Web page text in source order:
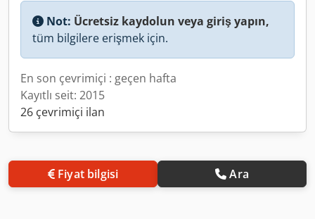
Not: Ücretsiz kaydolun veya giriş yapın,
tüm bilgilere erişmek için.
En son çevrimiçi : geçen hafta
Kayıtlı seit: 2015
26 çevrimiçi ilan
Fiyat bilgisi Ara